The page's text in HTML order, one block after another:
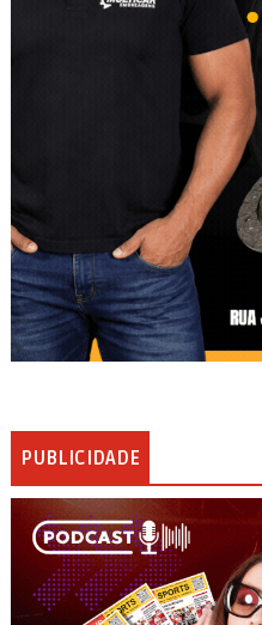
PUBLICIDADE